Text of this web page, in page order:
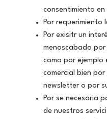
consentimiento
Por requerimiento
Por exisitr un
menoscabado
como por ejemplo
comercial bien
newsletter o por
Por se necesaria
de nuestros